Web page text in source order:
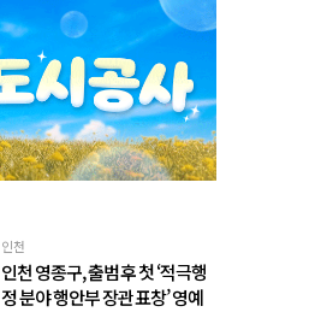
인천
인천 영종구, 출범 후 첫 ‘적극행
정 분야 행안부 장관 표창’ 영예